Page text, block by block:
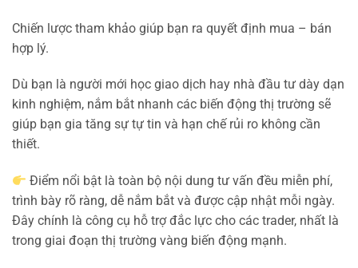
Chiến lược tham khảo giúp bạn ra quyết định mua – bán
hợp lý.
Dù bạn là người mới học giao dịch hay nhà đầu tư dày dạn
kinh nghiệm, nắm bắt nhanh các biến động thị trường sẽ
giúp bạn gia tăng sự tự tin và hạn chế rủi ro không cần
thiết.
Điểm nổi bật là toàn bộ nội dung tư vấn đều miễn phí,
trình bày rõ ràng, dễ nắm bắt và được cập nhật mỗi ngày.
Đây chính là công cụ hỗ trợ đắc lực cho các trader, nhất là
trong giai đoạn thị trường vàng biến động mạnh.